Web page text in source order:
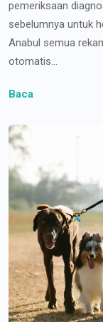
pemeriksaan
sebelumnya untuk
Anabul semua
otomatis...
Baca